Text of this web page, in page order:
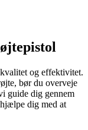
og effektivitet.
bør du overveje
guide dig gennem
dig med at